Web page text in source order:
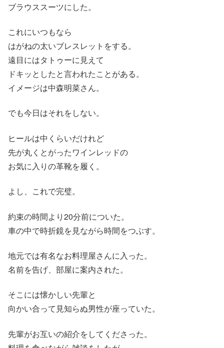
ブラウススーツにした。
これにいつもなら
はがねの太いブレスレットをする。
遠目にはタトゥーに見えて
ドキッとしたと言われたことがある。
イメージは中森明菜さん。
でも今日はそれをしない。
ヒールは中くらいだけれど
先が丸くとがったワインレッドの
お気に入りの革靴を履く。
よし、これで完璧。
約束の時間より20分前についた。
車の中で時折鏡を見ながら時間をつぶす。
地元では有名なお料理屋さんに入った。
名前を告げ、部屋に案内された。
そこには懐かしい先輩と
向かい合って見知らぬ男性が座っていた。
先輩がお互いの紹介をしてくださった。